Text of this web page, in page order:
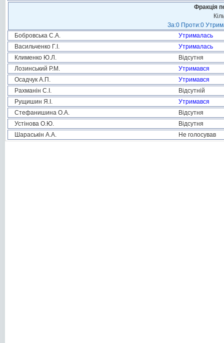
Фракція
За:0 Проти:0
Бобровська С.А.
Утрималась
Васильченко Г.І.
Утрималась
Клименко Ю.Л.
Відсутня
Лозинський Р.М.
Утримався
Осадчук А.П.
Утримався
Рахманін С.І.
Відсутній
Рущишин Я.І.
Утримався
Стефанишина О.А.
Відсутня
Устінова О.Ю.
Відсутня
Шараськін А.А.
Не голосував